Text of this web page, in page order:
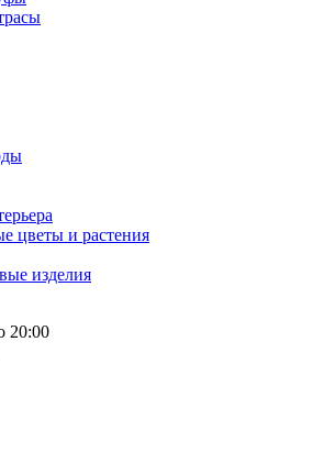
цветы и растения
изделия
20:00